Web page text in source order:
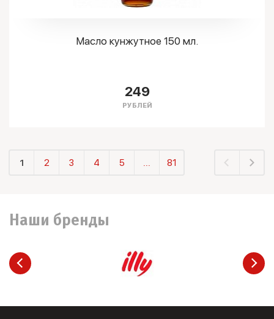
Масло кунжутное 150 мл.
249
РУБЛЕЙ
1 2 3 4 5 ... 81
Наши бренды